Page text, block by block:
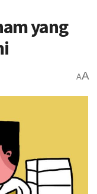
yang
AA